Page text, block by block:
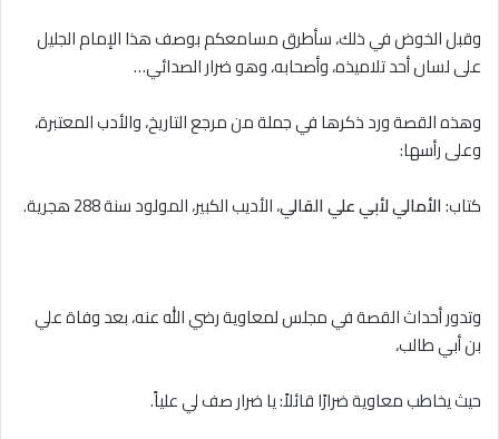
وقبل الخوض في ذلك، سأطرق مسامعكم بوصف هذا الإمام الجليل
على لسان أحد تلاميذه، وأصحابه، وهو ضرار الصدائي…
وهذه القصة ورد ذكرها في جملة من مرجع التاريخ، والأدب المعتبرة،
وعلى رأسها:
كتاب:الأمالي لأبي علي القالي، الأديب الكبير، المولود سنة 288 هجرية.
وتدور أحداث القصة في مجلس لمعاوية رضي الله عنه، بعد وفاة علي
بن أبي طالب،
حيث يخاطب معاوية ضرارًا قائلاً: يا ضرار صف لي علياً.